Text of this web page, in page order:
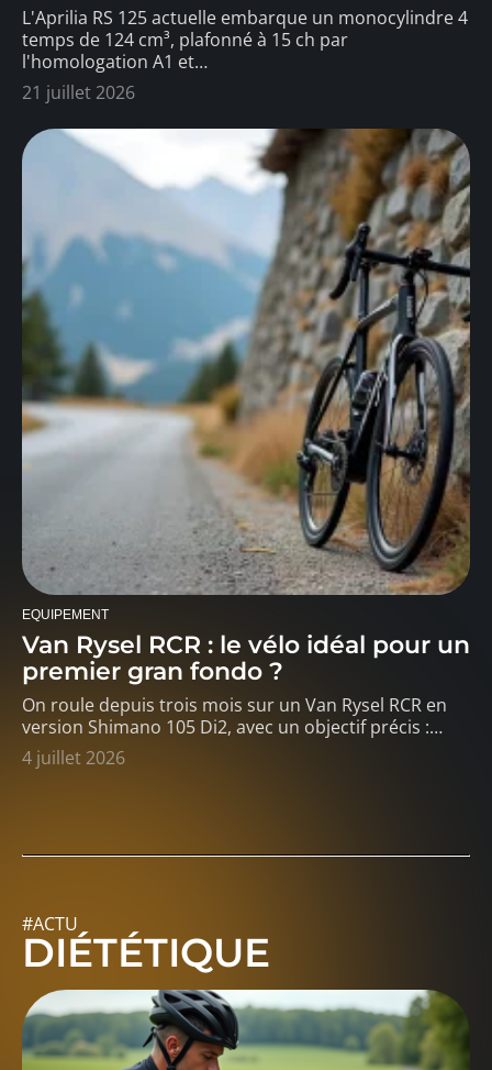
L'Aprilia RS 125 actuelle embarque un monocylindre 4
temps de 124 cm³, plafonné à 15 ch par
l'homologation A1 et…
21 juillet 2026
EQUIPEMENT
Van Rysel RCR : le vélo idéal pour un
premier gran fondo ?
On roule depuis trois mois sur un Van Rysel RCR en
version Shimano 105 Di2, avec un objectif précis :…
4 juillet 2026
#ACTU
DIÉTÉTIQUE